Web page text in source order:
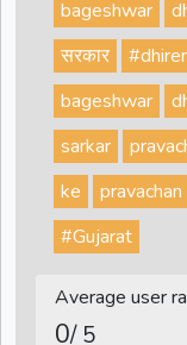
bageshwar
सरकार
bageshwar
sarkar
ke
pravachan
#Gujarat
Average user
0/ 5